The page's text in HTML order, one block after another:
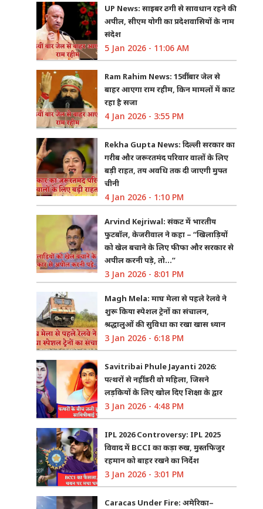
UP News: साइबर ठगी से सावधान रहने की
अपील, सीएम योगी का प्रदेशवासियों के नाम
संदेश
5 Jan 2026 - 11:06 AM
Ram Rahim News: 15वीं बार जेल से
बाहर आएगा राम रहीम, किन मामलों में काट
रहा है सजा
4 Jan 2026 - 3:55 PM
Rekha Gupta News: दिल्ली सरकार का
गरीब और जरूरतमंद परिवार वालों के लिए
बड़ी राहत, तय अवधि तक दी जाएगी मुफ्त
चीनी
4 Jan 2026 - 1:10 PM
Arvind Kejriwal: संकट में भारतीय
फुटबॉल, केजरीवाल ने कहा – “खिलाड़ियों
को खेल बचाने के लिए फीफा और सरकार से
अपील करनी पड़े, तो…”
3 Jan 2026 - 8:01 PM
Magh Mela: माघ मेला से पहले रेलवे ने
शुरू किया स्पेशल ट्रेनों का संचालन,
श्रद्धालुओं की सुविधा का रखा खास ध्यान
3 Jan 2026 - 6:18 PM
Savitribai Phule Jayanti 2026:
पत्थरों से नहीं डरी वो महिला, जिसने
लड़कियों के लिए खोल दिए शिक्षा के द्वार
3 Jan 2026 - 4:48 PM
IPL 2026 Controversy: IPL 2025
विवाद में BCCI का कड़ा रुख, मुस्तफिजुर
रहमान को बाहर रखने का निर्देश
3 Jan 2026 - 3:01 PM
Caracas Under Fire: अमेरिका–